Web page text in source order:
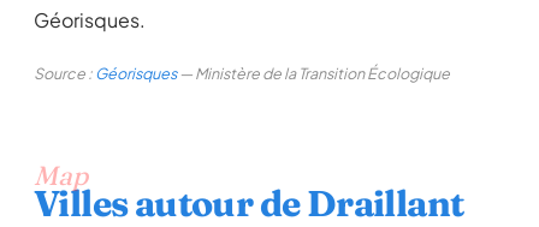
Géorisques.
Source :Géorisques— Ministère de la Transition Écologique
Map
Villes autour de Draillant